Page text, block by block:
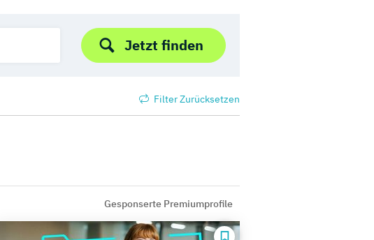
Jetzt finden
Filter Zurücksetzen
Gesponserte Premiumprofile